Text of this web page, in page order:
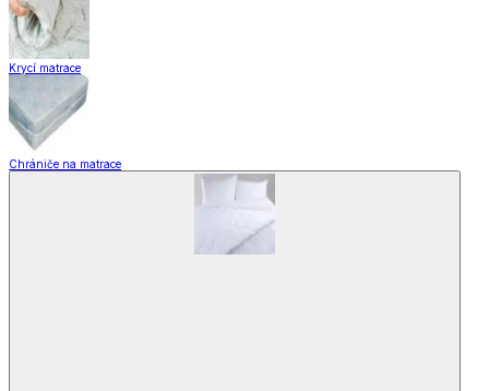
Krycí matrace
Chrániče na matrace